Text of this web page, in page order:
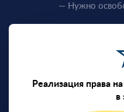
— Нужно
Реализация права
в